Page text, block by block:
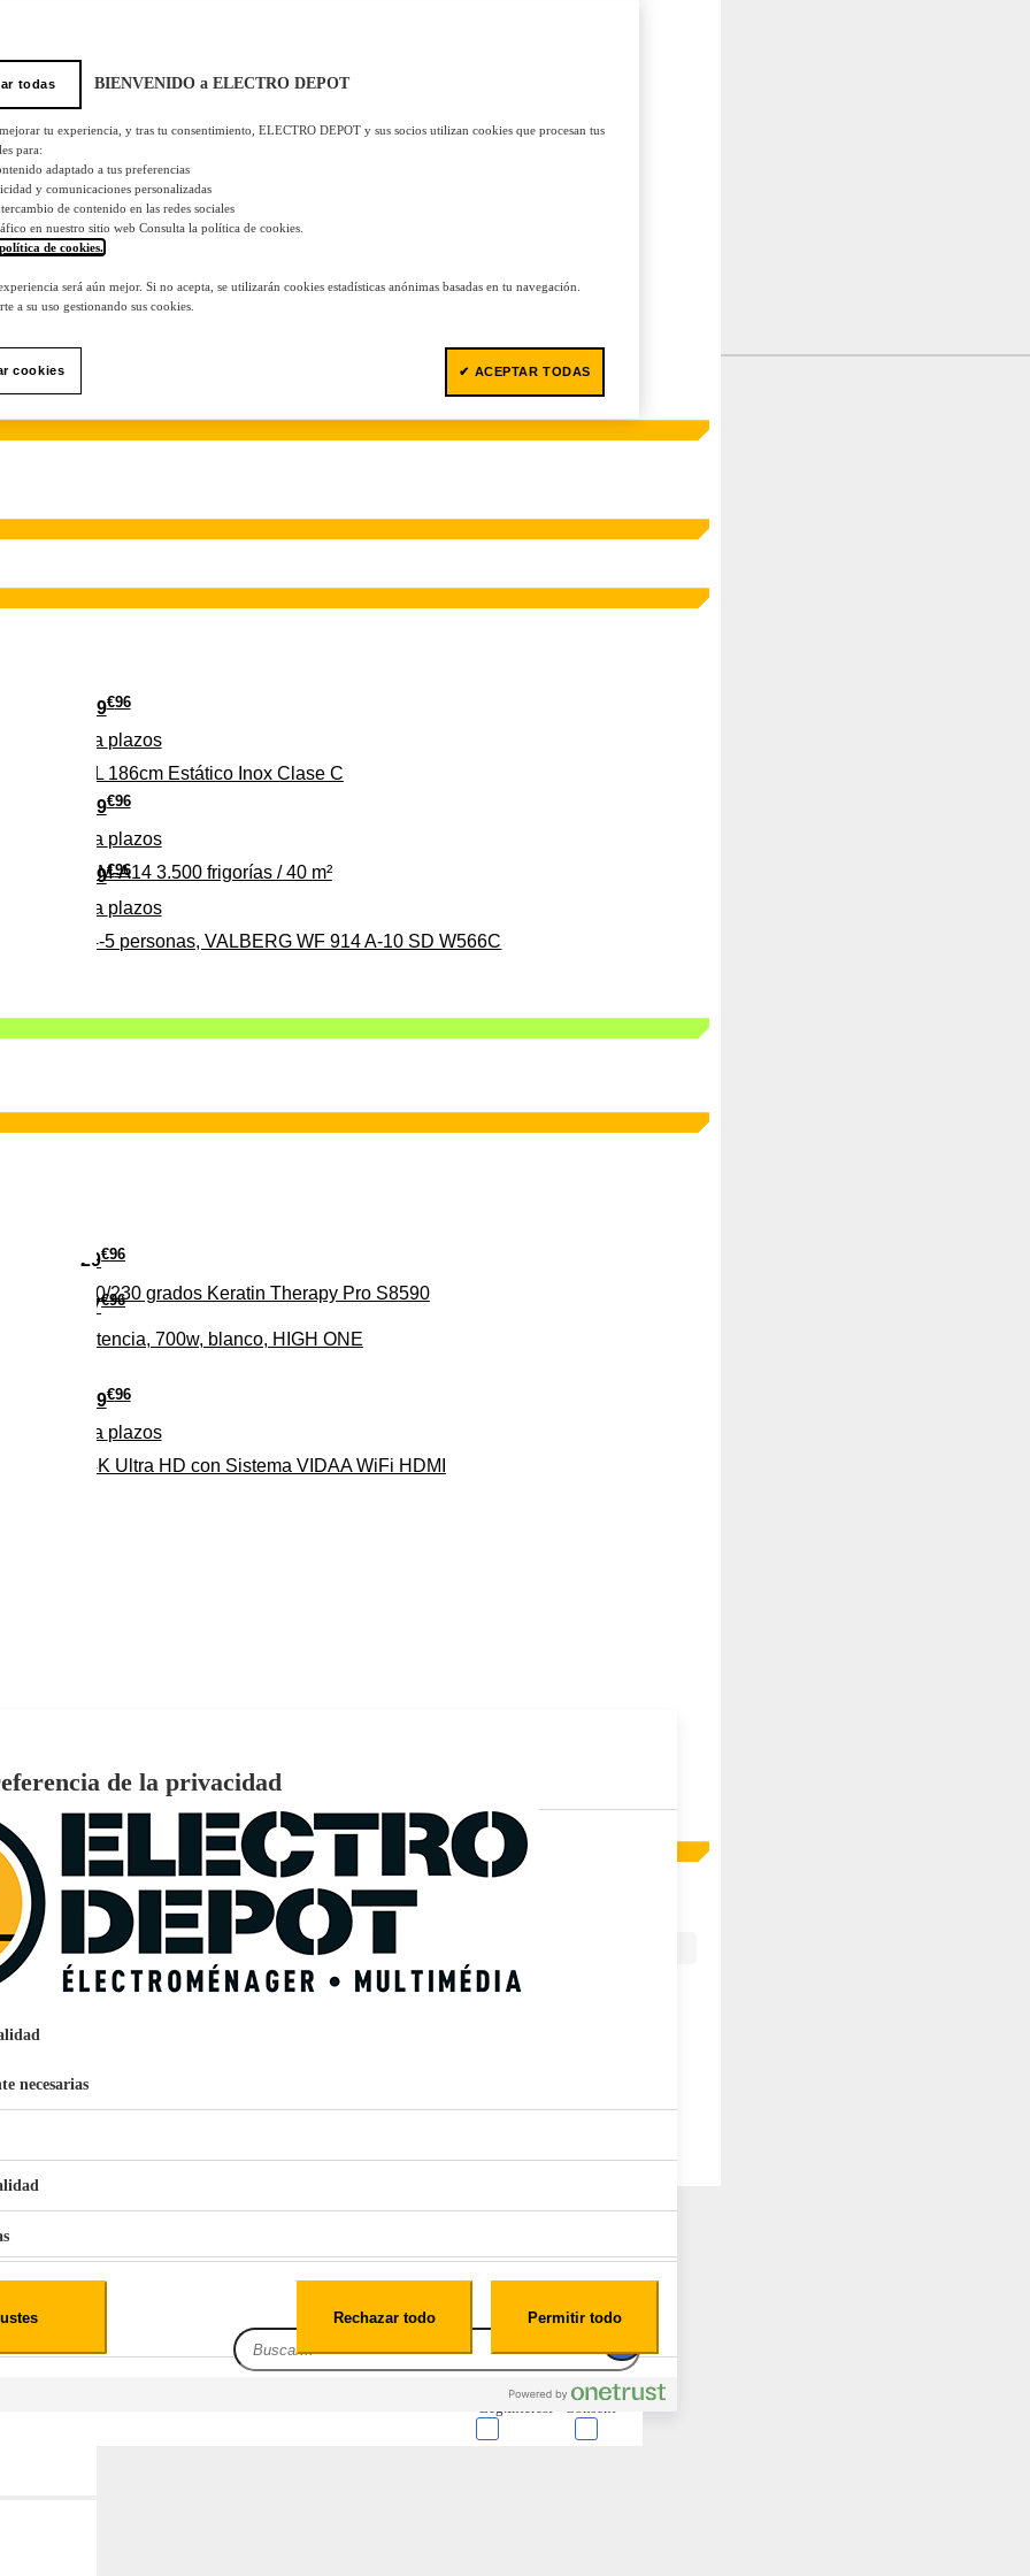
279€96
Pago a plazos
para 4-5 personas, VALBERG WF 914 A-10 SD W566C
349€96
Pago a plazos
315 C 315L 186cm Estático Inox Clase C
37€96
de potencia, 700w, blanco, HIGH ONE
369€96
Pago a plazos
CLIM-A14 3.500 frigorías / 40 m²
1,1L Limpia Sofás Alfombras Coche SP3
29€96
160/230 grados Keratin Therapy Pro S8590
279€96
Pago a plazos
EL 4K Ultra HD con Sistema VIDAA WiFi HDMI
159€ 96
Pago aplazos
EcoTank EPSON ET-2861
todas BIENVENIDO a ELECTRO DEPOT
tu experiencia, y tras tu consentimiento, ELECTRO DEPOT y sus socios utilizan cookies que procesan tus
para:
adaptado a tus preferencias
y comunicaciones personalizadas
de contenido en las redes sociales
en nuestro sitio web Consulta la política de cookies.
de cookies.
será aún mejor. Si no acepta, se utilizarán cookies estadísticas anónimas basadas en tu navegación.
a su uso gestionando sus cookies.
cookies ✔ ACEPTAR TODAS
de la privacidad
necesarias
Consent
Leg.Interest
Rechazar todo Permitir todo